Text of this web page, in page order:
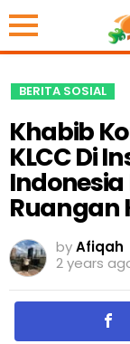
BERITA SOSIAL
Khabib
KLCC Di
Indonesia
Ruangan
byAfiqah
2 years